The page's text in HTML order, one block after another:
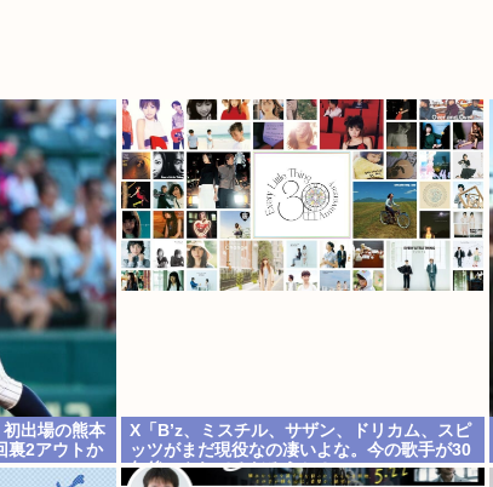
初出場の熊本
裏2アウトか
X「B’z、ミスチル、サザン、ドリカム、スピ
ッツがまだ現役なの凄いよな。今の歌手が30
年後にやれてるだろうか？」